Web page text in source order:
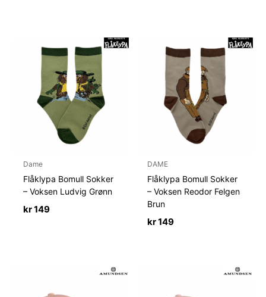
Dame
Flåklypa Bomull Sokker
– Voksen Ludvig Grønn
kr149
DAME
Flåklypa Bomull Sokker
– Voksen Reodor Felgen
Brun
kr149